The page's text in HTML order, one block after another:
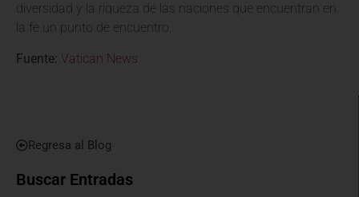
Regresa al Blog
Buscar Entradas
diversidad y la riqueza de las naciones que encuentran en
la fe un punto de encuentro.
Fuente: Vatican News